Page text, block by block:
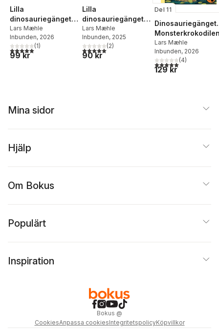
Lilla
dinosauriegänget.
Rasmus städar
Lars Mæhle
Inbunden, 2026
5,0utav 5 stjärnor. Totalt antal röster:
(1)
99 kr
Lilla
dinosauriegänget.
Rasmus gosedjur
Lars Mæhle
Inbunden, 2025
5,0utav 5 stjärnor. Totalt antal röster:
(2)
90 kr
Del 11
Dinosauriegänget.
Lars Mæhle
Inbunden, 2026
5,0utav 5 stjärnor.
(4)
129 kr
Mina sidor
Hjälp
Om Bokus
Populärt
Inspiration
Bokus @
CookiesAnpassa cookiesIntegritetspolicyKöpvillkor